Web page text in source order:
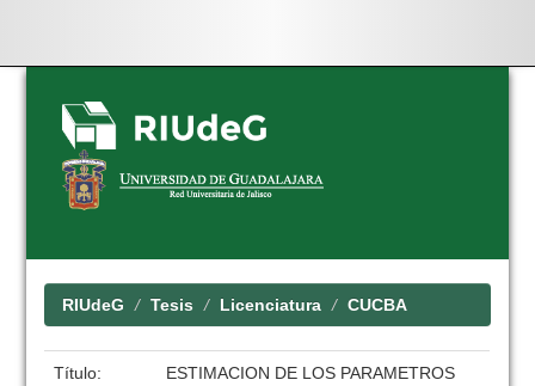
Skip
navigation
RIUdeG Tesis Licenciatura CUCBA
Título:
ESTIMACION DE LOS PARAMETROS